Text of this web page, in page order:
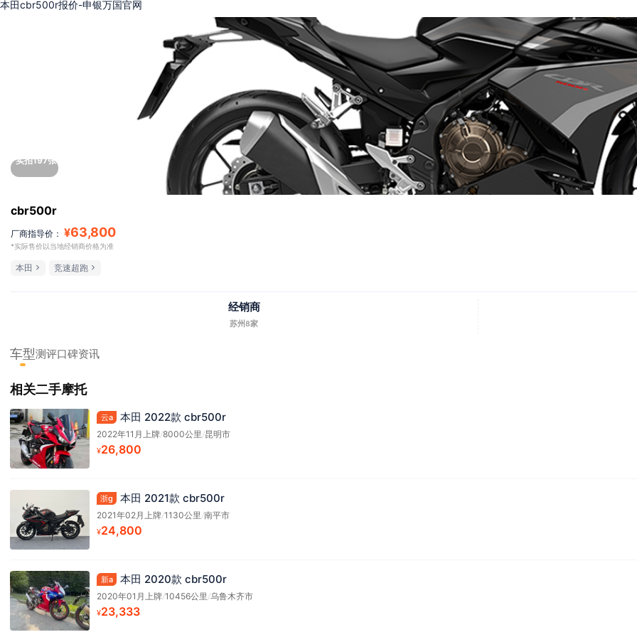
本田cbr500r报价-申银万国官网
实拍197张
cbr500r
厂商指导价： ¥63,800
*实际售价以当地经销商价格为准
本田 竞速超跑
经销商
苏州8家
车型测评口碑资讯
相关二手摩托
云a 本田 2022款 cbr500r
2022年11月上牌/8000公里 /昆明市
¥26,800
浙g 本田 2021款 cbr500r
2021年02月上牌/1130公里 /南平市
¥24,800
新a 本田 2020款 cbr500r
2020年01月上牌/10456公里 /乌鲁木齐市
¥23,333